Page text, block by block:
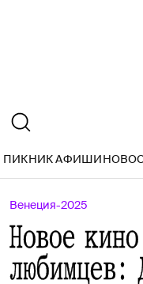
ПИКНИК АФИШИ
Венеция-2025
Новое
любимцев: